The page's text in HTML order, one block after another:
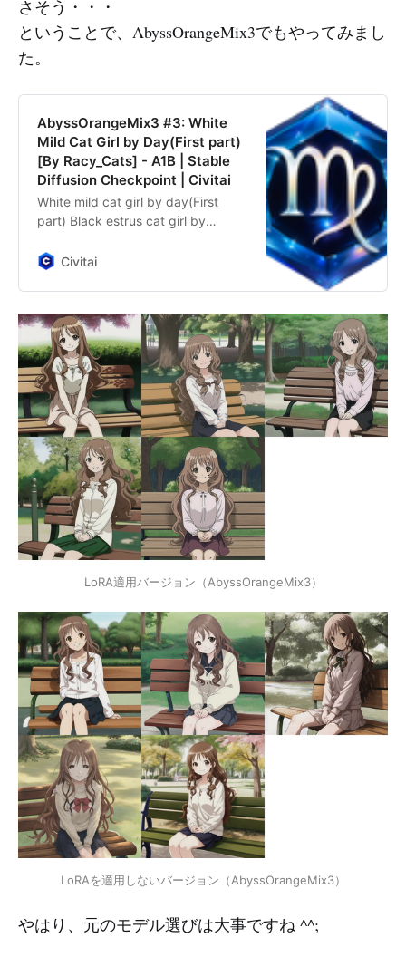
さそう・・・
ということで、AbyssOrangeMix3でもやってみまし
た。
AbyssOrangeMix3 #3: White
Mild Cat Girl by Day(First part)
[By Racy_Cats] - A1B | Stable
Diffusion Checkpoint | Civitai
White mild cat girl by day(First
part) Black estrus cat girl by
Civitai
LoRA適用バージョン（AbyssOrangeMix3）
LoRAを適用しないバージョン（AbyssOrangeMix3）
やはり、元のモデル選びは大事ですね ^^;